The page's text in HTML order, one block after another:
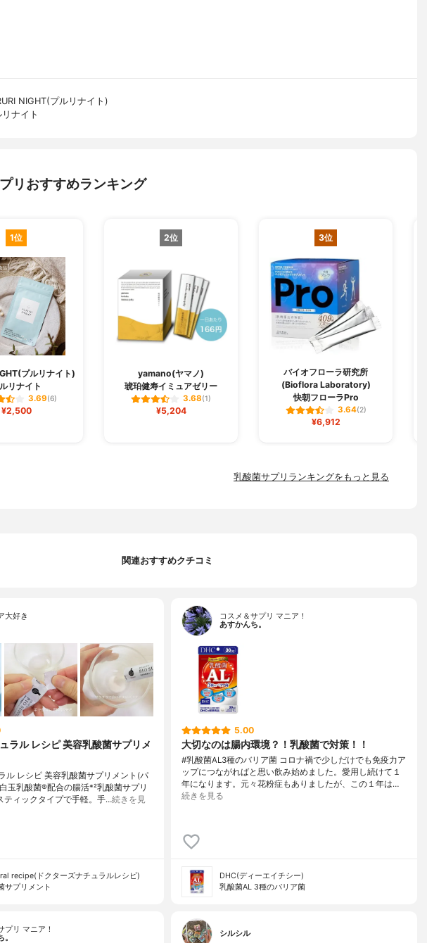
NIGHT(プルリナイト)
リナイト
リおすすめランキング
1位
プルリナイト)
リナイト
3.69(6)
¥2,500
2位
yamano(ヤマノ)
琥珀健寿イミュアゼリー
3.68(1)
¥5,204
3位
バイオフローラ研究所
(Bioflora Laboratory)
快朝フローラPro
3.64(2)
¥6,912
乳酸菌サプリランキングをもっと見る
関連おすすめクチコミ
大好き
ラル レシピ 美容乳酸菌サプリメ
ル レシピ 美容乳酸菌サプリメント(パ
玉乳酸菌®配合の腸活*²乳酸菌サプリ
ティックタイプで手軽。手…続きを見
recipe(ドクターズナチュラルレシピ)
サプリメント
コスメ＆サプリ マニア！
あすかんち。
5.00
大切なのは腸内環境？！乳酸菌で対策！！
#乳酸菌AL3種のバリア菌 コロナ禍で少しだけでも免疫力ア
ップにつながればと思い飲み始めました。愛用し続けて１
年になります。元々花粉症もありましたが、この１年は…
続きを見る
DHC(ディーエイチシー)
乳酸菌AL 3種のバリア菌
プリ マニア！
シルシル